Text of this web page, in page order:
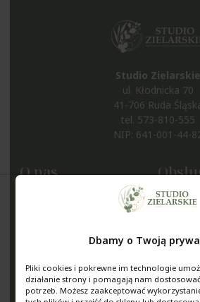
Studio Zielarskie
ul. Kłodnicka 70
41-706 Ruda
tel. 573-810-555
NIP: 641-001-44-
O nas
Zielarnia na Śląsku
Metody
Czas
Pomoc Moje
Dbamy o Twoją
Pliki cookies i pokrewne im technologie
działanie strony i pomagają nam
potrzeb. Możesz zaakceptować